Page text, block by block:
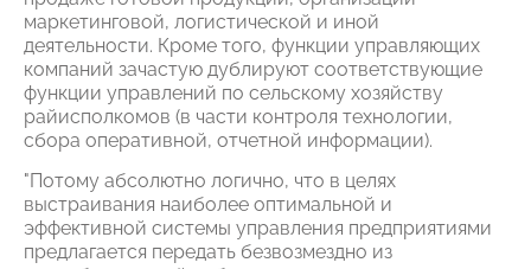
маркетинговой, логистической и иной
деятельности. Кроме того, функции управляющих
компаний зачастую дублируют соответствующие
функции управлений по сельскому хозяйству
райисполкомов (в части контроля технологии,
сбора оперативной, отчетной информации).
"Потому абсолютно логично, что в целях
выстраивания наиболее оптимальной и
эффективной системы управления предприятиями
предлагается передать безвозмездно из